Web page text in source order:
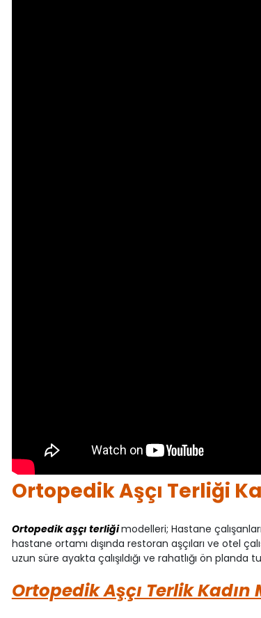
Ortopedik Aşçı Terliği
Ortopedik aşçı terliğimodelleri; Hastane
hastane ortamı dışında restoran aşçıları ve otel
uzun süre ayakta çalışıldığı ve rahatlığı ön
Ortopedik Aşçı Terlik Kadın